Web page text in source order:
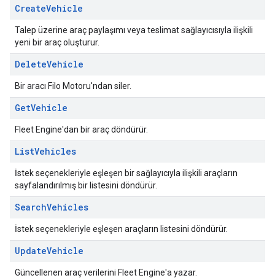
CreateVehicle
Talep üzerine araç paylaşımı veya teslimat sağlayıcısıyla ilişkili
yeni bir araç oluşturur.
DeleteVehicle
Bir aracı Filo Motoru'ndan siler.
GetVehicle
Fleet Engine'dan bir araç döndürür.
ListVehicles
İstek seçenekleriyle eşleşen bir sağlayıcıyla ilişkili araçların
sayfalandırılmış bir listesini döndürür.
SearchVehicles
İstek seçenekleriyle eşleşen araçların listesini döndürür.
UpdateVehicle
Güncellenen araç verilerini Fleet Engine'a yazar.